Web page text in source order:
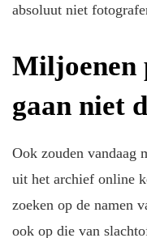
absoluut niet
Miljoenen
gaan niet
Ook zouden vandaag
uit het archief online
zoeken op de namen
ook op die van